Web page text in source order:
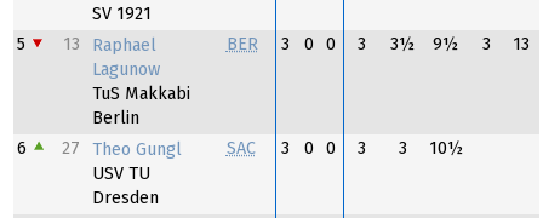
SV 1921
5 13
Raphael
Lagunow
TuS Makkabi
Berlin
BER 3 0 0 3 3½ 9½ 3 13
6 27
Theo Gungl
USV TU
Dresden
SAC 3 0 0 3 3 10½